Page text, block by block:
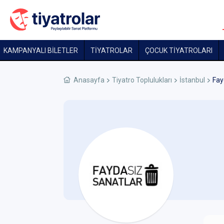
KAMPANYALI BİLETLER TİYATROLAR ÇOCUK TIYATROLARI
Anasayfa Tiyatro Toplulukları İstanbul